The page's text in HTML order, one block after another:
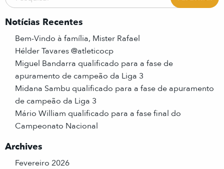
Notícias Recentes
Bem-Vindo à família, Mister Rafael
Hélder Tavares @atleticocp
Miguel Bandarra qualificado para a fase de
apuramento de campeão da Liga 3
Midana Sambu qualificado para a fase de apuramento
de campeão da Liga 3
Mário William qualificado para a fase final do
Campeonato Nacional
Archives
Fevereiro 2026